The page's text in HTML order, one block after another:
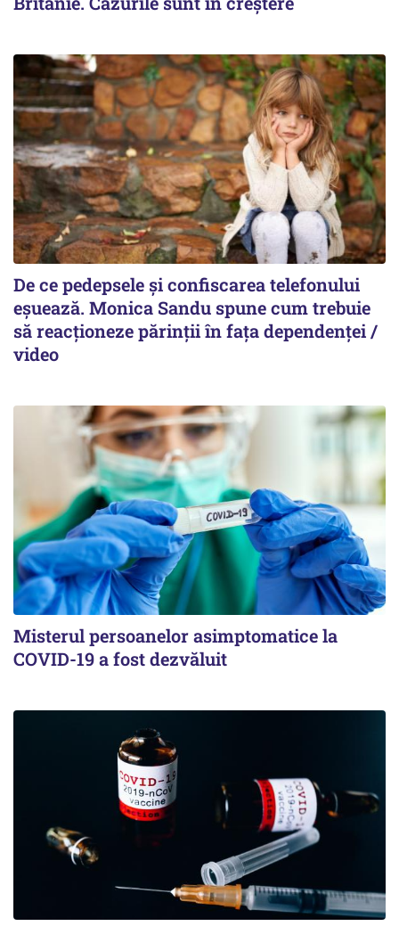
De ce pedepsele și confiscarea telefonului
eșuează. Monica Sandu spune cum trebuie
să reacționeze părinții în fața dependenței /
video
Misterul persoanelor asimptomatice la
COVID-19 a fost dezvăluit